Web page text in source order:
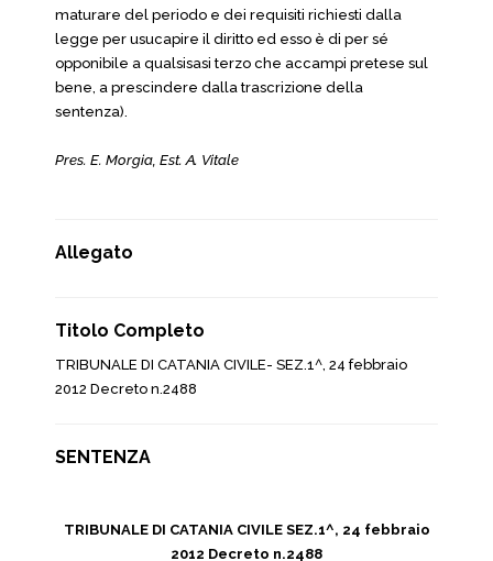
maturare del periodo e dei requisiti richiesti dalla
legge per usucapire il diritto ed esso è di per sé
opponibile a qualsisasi terzo che accampi pretese sul
bene, a prescindere dalla trascrizione della
sentenza).
Pres. E. Morgia, Est. A. Vitale
Allegato
Titolo Completo
TRIBUNALE DI CATANIA CIVILE- SEZ.1^, 24 febbraio
2012 Decreto n.2488
SENTENZA
TRIBUNALE DI CATANIA CIVILE SEZ.1^, 24 febbraio
2012 Decreto n.2488